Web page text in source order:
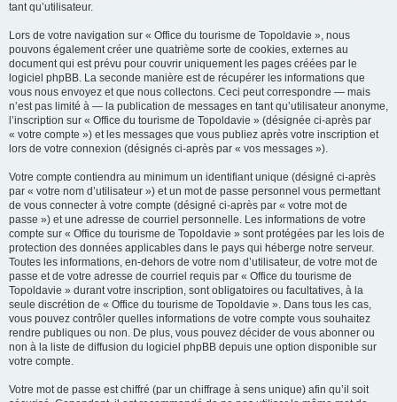
tant qu’utilisateur.
Lors de votre navigation sur « Office du tourisme de Topoldavie », nous
pouvons également créer une quatrième sorte de cookies, externes au
document qui est prévu pour couvrir uniquement les pages créées par le
logiciel phpBB. La seconde manière est de récupérer les informations que
vous nous envoyez et que nous collectons. Ceci peut correspondre — mais
n’est pas limité à — la publication de messages en tant qu’utilisateur anonyme,
l’inscription sur « Office du tourisme de Topoldavie » (désignée ci-après par
« votre compte ») et les messages que vous publiez après votre inscription et
lors de votre connexion (désignés ci-après par « vos messages »).
Votre compte contiendra au minimum un identifiant unique (désigné ci-après
par « votre nom d’utilisateur ») et un mot de passe personnel vous permettant
de vous connecter à votre compte (désigné ci-après par « votre mot de
passe ») et une adresse de courriel personnelle. Les informations de votre
compte sur « Office du tourisme de Topoldavie » sont protégées par les lois de
protection des données applicables dans le pays qui héberge notre serveur.
Toutes les informations, en-dehors de votre nom d’utilisateur, de votre mot de
passe et de votre adresse de courriel requis par « Office du tourisme de
Topoldavie » durant votre inscription, sont obligatoires ou facultatives, à la
seule discrétion de « Office du tourisme de Topoldavie ». Dans tous les cas,
vous pouvez contrôler quelles informations de votre compte vous souhaitez
rendre publiques ou non. De plus, vous pouvez décider de vous abonner ou
non à la liste de diffusion du logiciel phpBB depuis une option disponible sur
votre compte.
Votre mot de passe est chiffré (par un chiffrage à sens unique) afin qu’il soit